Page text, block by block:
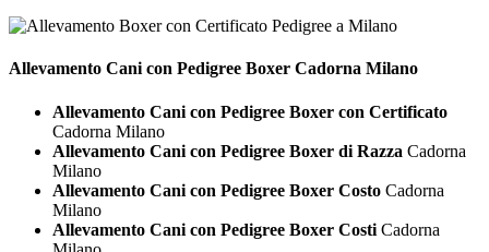
Allevamento Cani con Pedigree Boxer Cadorna Milano
Allevamento Cani con Pedigree Boxer con Certificato
Cadorna Milano
Allevamento Cani con Pedigree Boxer di Razza Cadorna
Milano
Allevamento Cani con Pedigree Boxer Costo Cadorna
Milano
Allevamento Cani con Pedigree Boxer Costi Cadorna